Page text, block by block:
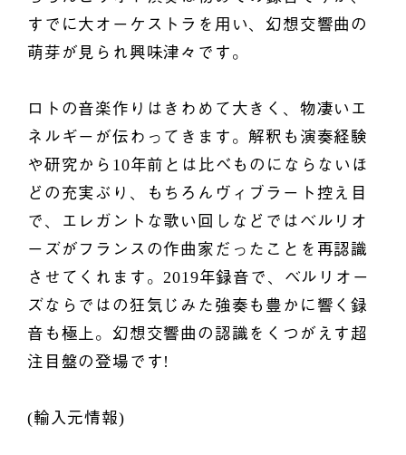
すでに大オーケストラを用い、幻想交響曲の
萌芽が見られ興味津々です。
ロトの音楽作りはきわめて大きく、物凄いエ
ネルギーが伝わってきます。解釈も演奏経験
や研究から10年前とは比べものにならないほ
どの充実ぶり、もちろんヴィブラート控え目
で、エレガントな歌い回しなどではベルリオ
ーズがフランスの作曲家だったことを再認識
させてくれます。2019年録音で、ベルリオー
ズならではの狂気じみた強奏も豊かに響く録
音も極上。幻想交響曲の認識をくつがえす超
注目盤の登場です!
(輸入元情報)